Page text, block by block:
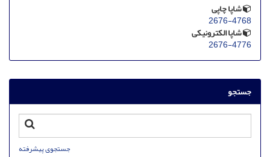
شاپا چاپی
2676-4768
شاپا الکترونیکی
2676-4776
جستجو
جستجوی پیشرفته